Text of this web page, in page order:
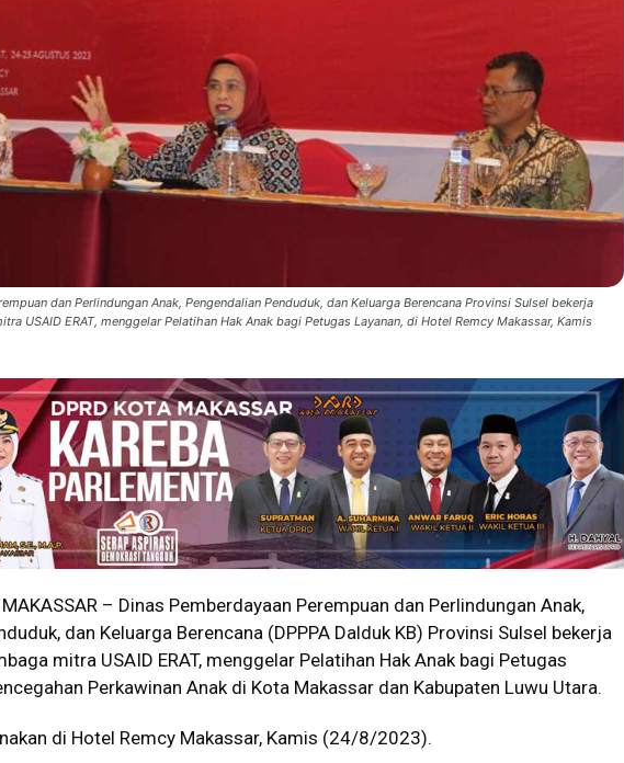
dan Perlindungan Anak, Pengendalian Penduduk, dan Keluarga Berencana Provinsi Sulsel bekerja
USAID ERAT, menggelar Pelatihan Hak Anak bagi Petugas Layanan, di Hotel Remcy Makassar, Kamis
MAKASSAR – Dinas Pemberdayaan Perempuan dan Perlindungan Anak,
dan Keluarga Berencana (DPPPA Dalduk KB) Provinsi Sulsel bekerja
mitra USAID ERAT, menggelar Pelatihan Hak Anak bagi Petugas
Perkawinan Anak di Kota Makassar dan Kabupaten Luwu Utara.
di Hotel Remcy Makassar, Kamis (24/8/2023).